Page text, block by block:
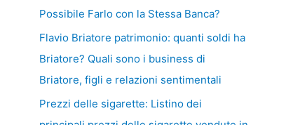
Possibile Farlo con la Stessa Banca?
Flavio Briatore patrimonio: quanti soldi ha
Briatore? Quali sono i business di
Briatore, figli e relazioni sentimentali
Prezzi delle sigarette: Listino dei